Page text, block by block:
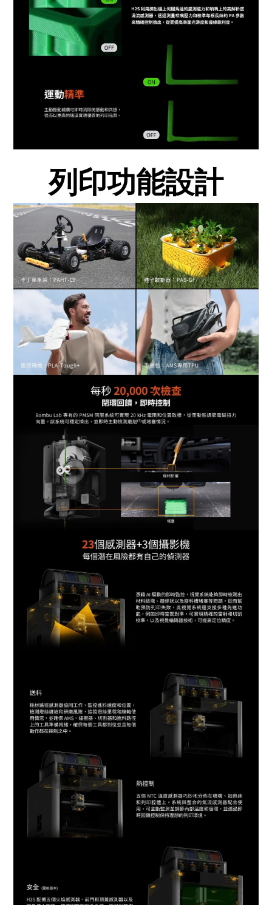
列印功能設計